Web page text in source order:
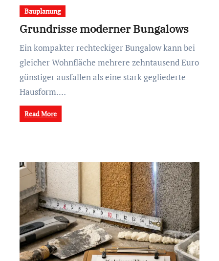
Bauplanung
Grundrisse moderner Bungalows
Ein kompakter rechteckiger Bungalow kann bei
gleicher Wohnfläche mehrere zehntausend Euro
günstiger ausfallen als eine stark gegliederte
Hausform.…
Read More